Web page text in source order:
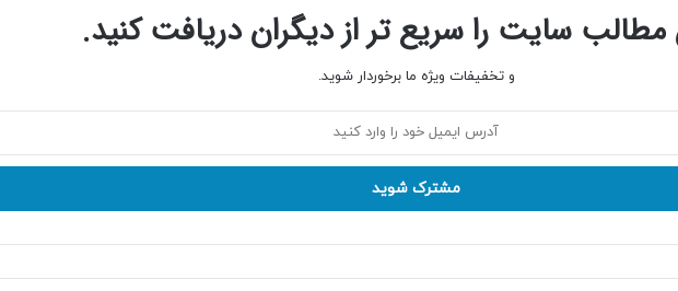
سایت را سریع تر از دیگران دریافت کنید.
و تخفیفات ویژه ما برخوردار شوید.